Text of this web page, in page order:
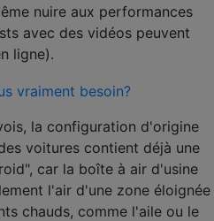
nuire aux performances
avec des vidéos peuvent
ligne).
la configuration d'origine
voitures contient déjà une
car la boîte à air d'usine
l'air d'une zone éloignée
chauds, comme l'aile ou le